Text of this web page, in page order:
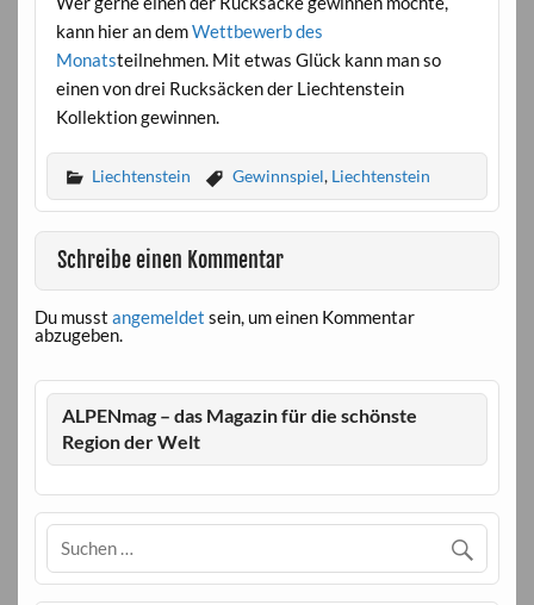
kann hier an demWettbewerb des
Monatsteilnehmen. Mit etwas Glück kann man so
einen von drei Rucksäcken der Liechtenstein
Kollektion gewinnen.
Liechtenstein Gewinnspiel, Liechtenstein
Schreibe einen Kommentar
Du musst angemeldet sein, um einen Kommentar
abzugeben.
ALPENmag – das Magazin für die schönste
Region der Welt